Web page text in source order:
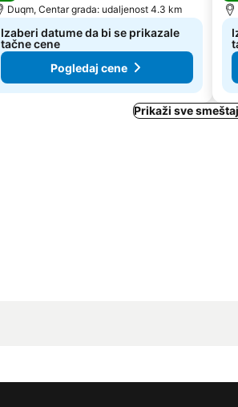
Duqm, Centar grada: udaljenost 4.3 km
Izaberi datume da bi se prikazale
tačne cene
Pogledaj cene
Prikaži sve